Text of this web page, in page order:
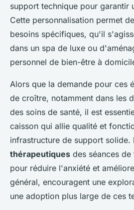
support technique pour garantir
Cette personnalisation permet
besoins spécifiques, qu'il
dans un spa de luxe ou
personnel de bien-être à
Alors que la demande pour ces
de croître, notamment dans les
des soins de santé, il est
caisson qui allie qualité et
infrastructure de support solide.
thérapeutiques des séances
pour réduire l'anxiété et
général, encouragent une
une adoption plus large de ces